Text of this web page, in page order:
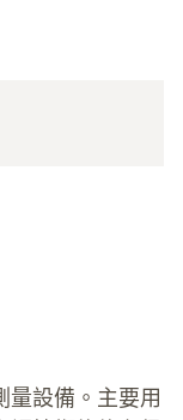
量設備。主要用